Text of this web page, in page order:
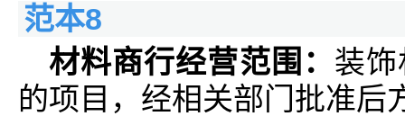
范本8
材料商行经营范围： 装
的项目，经相关部门批准后